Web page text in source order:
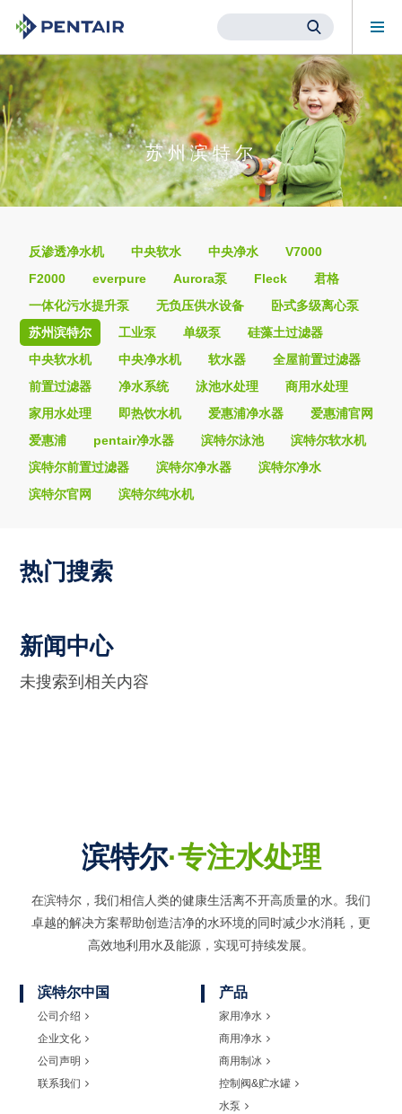
Main
Content
Starts
Here
苏州滨特尔
反渗透净水机 中央软水 中央净水
V7000
F2000
everpure Aurora泵 Fleck
君格
一体化污水提升泵
无负压供水设备
卧式多级离心泵
苏州滨特尔
工业泵 单级泵
硅藻土过滤器
中央软水机
中央净水机 软水器
全屋前置过滤器
前置过滤器
净水系统 泳池水处理
商用水处理
家用水处理
即热饮水机 爱惠浦净水器
爱惠浦官网
爱惠浦
pentair净水器 滨特尔泳池
滨特尔软水机
滨特尔前置过滤器
滨特尔净水器
滨特尔净水
滨特尔官网
滨特尔纯水机
新闻中心
未搜索到相关内容
热门搜索
滨特尔·专注水处理
在滨特尔，我们相信人类的健康生活离不开高质量的水。我们
卓越的解决方案帮助创造洁净的水环境的同时减少水消耗，更
高效地利用水及能源，实现可持续发展。
滨特尔中国
公司介绍
企业文化
公司声明
联系我们
产品
家用净水
商用净水
商用制冰
控制阀&贮水罐
水泵